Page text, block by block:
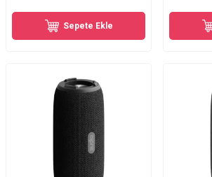
Sepete Ekle